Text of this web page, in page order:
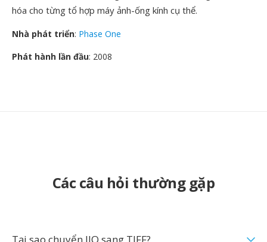
hóa cho từng tổ hợp máy ảnh-ống kính cụ thể.
Nhà phát triển: Phase One
Phát hành lần đầu: 2008
Các câu hỏi thường gặp